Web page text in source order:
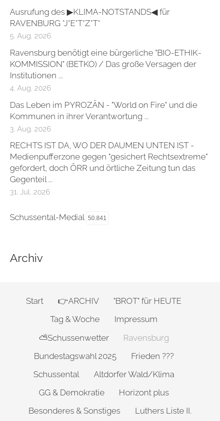
Ausrufung des ▶KLIMA-NOTSTANDS◀ für
RAVENBURG *J*E*T*Z*T*
5. Aug. 2026
Ravensburg benötigt eine bürgerliche "BIO-ETHIK-
KOMMISSION" (BETKO) / Das große Versagen der
Institutionen ...
4. Aug. 2026
Das Leben im PYROZÄN - "World on Fire" und die
Kommunen in ihrer Verantwortung ...
3. Aug. 2026
RECHTS IST DA, WO DER DAUMEN UNTEN IST -
Medienpufferzone gegen "gesichert Rechtsextreme"
gefordert, doch ÖRR und örtliche Zeitung tun das
Gegenteil ...
31. Jul. 2026
Schussental-Medial 50.841
Archiv
Start 👉ARCHIV
"BROT" für HEUTE
Tag & Woche
Impressum
⛅Schussenwetter
Ravensburg
Bundestagswahl 2025
Frieden ???
Schussental
Altdorfer Wald/Klima
GG & Demokratie
Horizont plus
Besonderes & Sonstiges
Luthers Liste II.